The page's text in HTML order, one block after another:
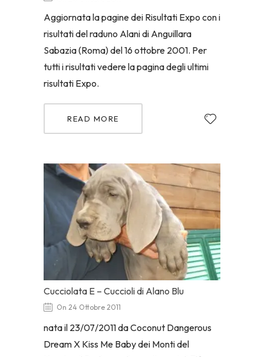
Aggiornata la pagine dei Risultati Expo con i
risultati del raduno Alani di Anguillara
Sabazia (Roma) del 16 ottobre 2001. Per
tutti i risultati vedere la pagina degli ultimi
risultati Expo.
READ MORE
Cucciolata E – Cuccioli di Alano Blu
On 24 Ottobre 2011
nata il 23/07/2011 da Coconut Dangerous
Dream X Kiss Me Baby dei Monti del